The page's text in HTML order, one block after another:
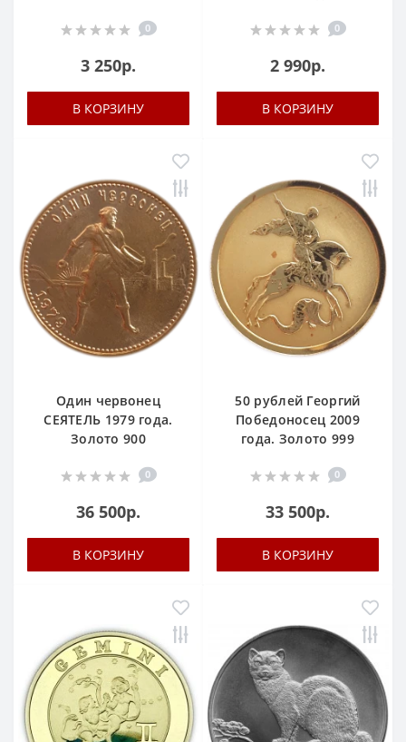
0
3 250р.
В КОРЗИНУ
0
2 990р.
В КОРЗИНУ
Один червонец
СЕЯТЕЛЬ 1979 года.
Золото 900
0
36 500р.
В КОРЗИНУ
50 рублей Георгий
Победоносец 2009
года. Золото 999
0
33 500р.
В КОРЗИНУ